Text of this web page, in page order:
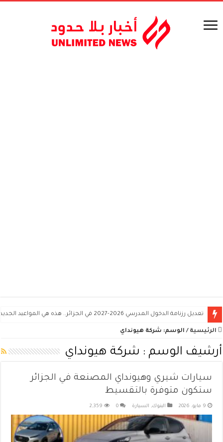
استرجاع منحة البطالة 2026 بعد تعليق أو توقيف المنحة في الجزائر.. طريقة تقديم الطعن
الرئيسية / الوسم: شركة هيونداي
أرشيف الوسم : شركة هيونداي
سيارات شيري وهيونداي المصنعة في الجزائر
ستكون متوفرة بالتقسيط
9 مايو، 2026 البنوك, السيارة 0
2,359